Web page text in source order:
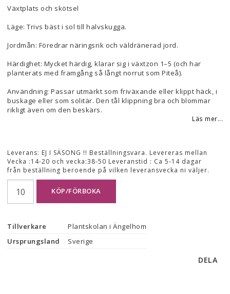
Växtplats och skötsel
Läge: Trivs bäst i sol till halvskugga.
Jordmån: Föredrar näringsrik och väldränerad jord.
Härdighet: Mycket härdig, klarar sig i växtzon 1–5 (och har
planterats med framgång så långt norrut som Piteå).
Användning: Passar utmärkt som friväxande eller klippt häck, i
buskage eller som solitär. Den tål klippning bra och blommar
rikligt även om den beskärs.
Läs mer...
Leverans: EJ I SÄSONG !! Beställningsvara. Levereras mellan
Vecka :14-20 och vecka:38-50 Leveranstid : Ca 5-14 dagar
från beställning beroende på vilken leveransvecka ni väljer.
KÖP/FÖRBOKA
Tillverkare
Plantskolan i Ängelhom
Ursprungsland
Sverige
DELA